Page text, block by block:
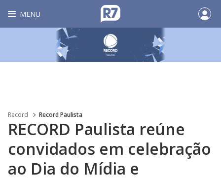
MENU
Record Record Paulista
RECORD Paulista reúne
convidados em celebração
ao Dia do Mídia e